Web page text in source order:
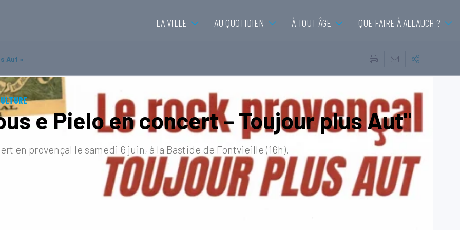
LA VILLE AU QUOTIDIEN À TOUT ÂGE QUE FAIRE À ALLAUCH ?
Aut »
e Pielo en concert – Toujour plus Aut"
en provençal le samedi 6 juin, à la Bastide de Fontvieille (16h).